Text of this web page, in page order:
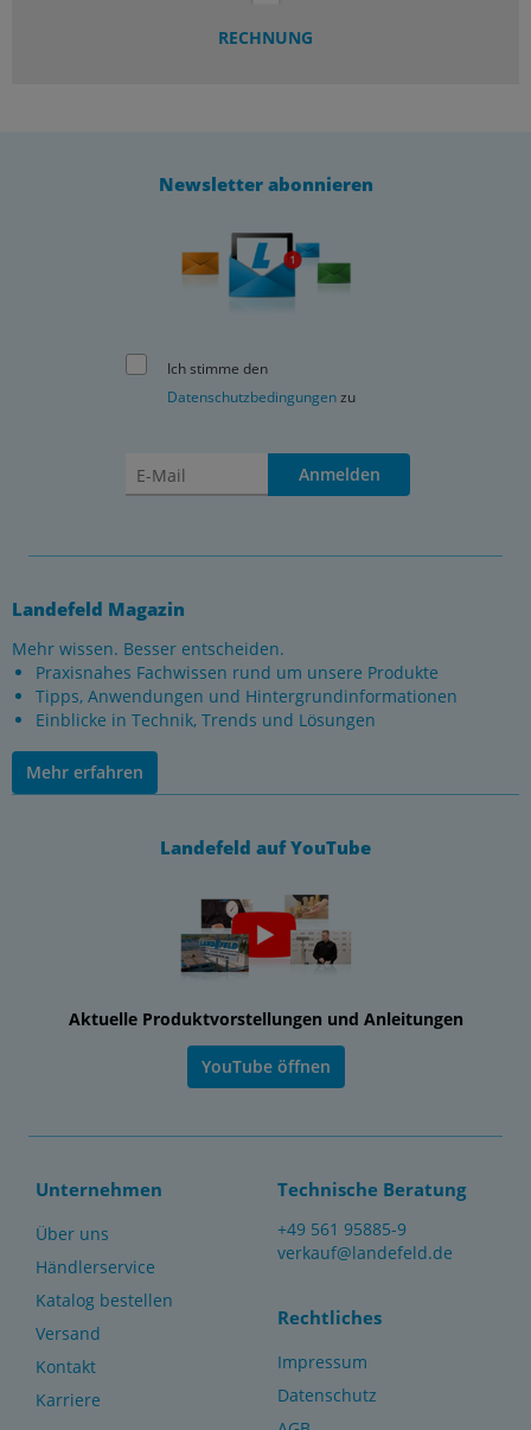
RECHNUNG
Newsletter abonnieren
Ich stimme den
Datenschutzbedingungenzu
Anmelden
Landefeld Magazin
Mehr wissen. Besser entscheiden.
Praxisnahes Fachwissen rund um unsere Produkte
Tipps, Anwendungen und Hintergrundinformationen
Einblicke in Technik, Trends und Lösungen
Mehr erfahren
Landefeld auf YouTube
Aktuelle Produktvorstellungen und Anleitungen
YouTube öffnen
Unternehmen
Über uns
Händlerservice
Katalog bestellen
Versand
Kontakt
Karriere
Technische Beratung
+49 561 95885-9
verkauf@landefeld.de
Rechtliches
Impressum
Datenschutz